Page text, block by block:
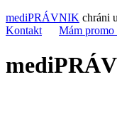
mediPRÁVNIK chráni
Kontakt
Mám promo